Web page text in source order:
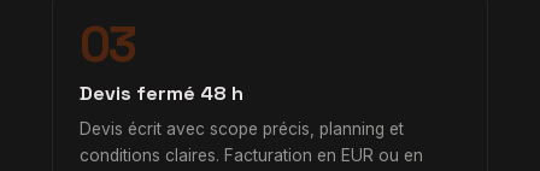
03
Devis fermé 48 h
Devis écrit avec scope précis, planning et
conditions claires. Facturation en EUR ou en